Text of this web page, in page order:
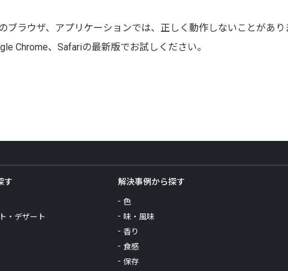
ラウザ、アプリケーションでは、正しく動作しないことがあり
Chrome、Safariの最新版でお試しください。
す
・デザート
解決事例から探す
色
味・風味
香り
食感
保存